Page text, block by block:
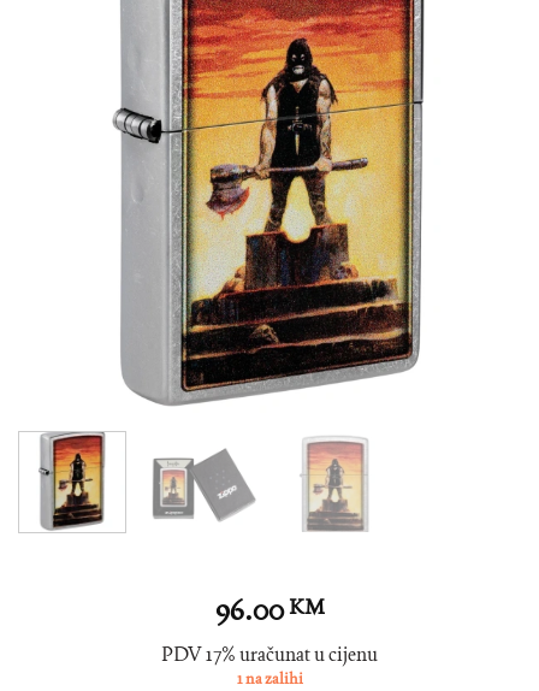
96.00KM
PDV 17% uračunat u cijenu
1 na zalihi